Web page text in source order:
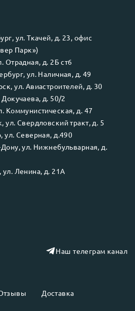
Доставка
, ул.Ткачей, д. 23, офис
Парк»)
Отрадная, д. 2Б ст6
, ул. Наличная, д. 49
, ул. Авиастроителей, д. 30
Докучаева, д. 50/2
Коммунистическая, д. 47
, ул. Свердловский тракт, д. 5
, ул. Северная, д.490
Дону, ул. Нижнебульварная, д.
, ул. Ленина, д. 21А
Наш телеграм канал